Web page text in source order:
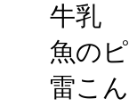
牛乳
魚の
雷こ